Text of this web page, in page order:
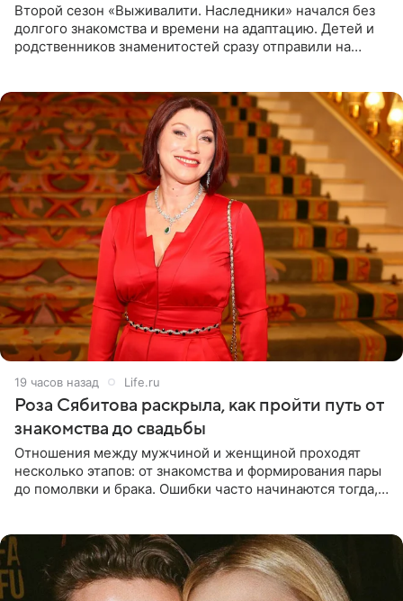
Второй сезон «Выживалити. Наследники» начался без
долгого знакомства и времени на адаптацию. Детей и
родственников знаменитостей сразу отправили на
19 часов назад Life.ru
Роза Сябитова раскрыла, как пройти путь от
знакомства до свадьбы
Отношения между мужчиной и женщиной проходят
несколько этапов: от знакомства и формирования пары
до помолвки и брака. Ошибки часто начинаются тогда,